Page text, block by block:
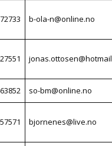
b-ola-n@online.no
so-bm@online.no
bjornenes@live.no